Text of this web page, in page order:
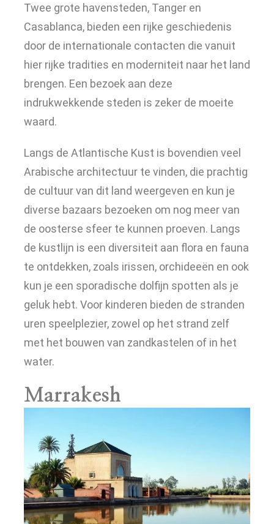
Twee grote havensteden, Tanger en
Casablanca, bieden een rijke geschiedenis
door de internationale contacten die vanuit
hier rijke tradities en moderniteit naar het land
brengen. Een bezoek aan deze
indrukwekkende steden is zeker de moeite
waard.
Langs de Atlantische Kust is bovendien veel
Arabische architectuur te vinden, die prachtig
de cultuur van dit land weergeven en kun je
diverse bazaars bezoeken om nog meer van
de oosterse sfeer te kunnen proeven. Langs
de kustlijn is een diversiteit aan flora en fauna
te ontdekken, zoals irissen, orchideeën en ook
kun je een sporadische dolfijn spotten als je
geluk hebt. Voor kinderen bieden de stranden
uren speelplezier, zowel op het strand zelf
met het bouwen van zandkastelen of in het
water.
Marrakesh